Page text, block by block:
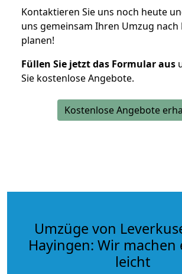
Kontaktieren Sie uns noch heute
uns gemeinsam Ihren Umzug nach
planen!
Füllen Sie jetzt das Formular aus
Sie kostenlose Angebote.
Kostenlose Angebote
Umzüge von
Hayingen: Wir machen
leicht